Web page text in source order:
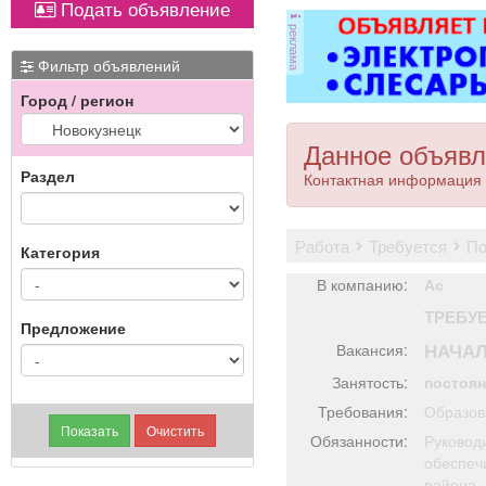
магнитол,
электроусилителей
руля,
многофункциональных
дисплеев, и многого
другого. Быстро,
качественно, недорого!
ремонта определяется
ковер»).
Подать объявление
Фильтр объявлений
Город / регион
Раздел
Категория
Предложение
реклама
Данное
Контактная информация
работа требуется
В компанию: Ас
Вакансия:
Занятость:
Требования:
Обязанности: